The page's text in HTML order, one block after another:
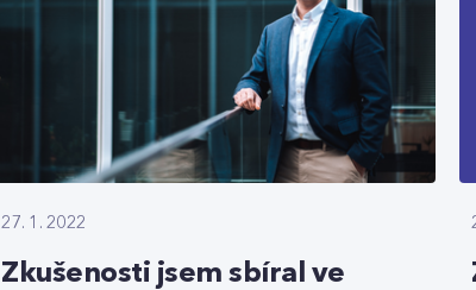
27. 1. 2022
Zkušenosti jsem sbíral ve